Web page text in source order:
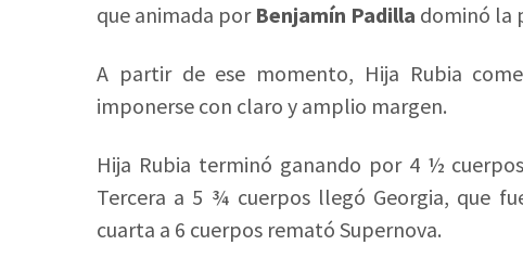
que animada por Benjamín Padilla dominó la
A partir de ese momento, Hija Rubia
imponerse con claro y amplio margen.
Hija Rubia terminó ganando por 4 ½
Tercera a 5 ¾ cuerpos llegó Georgia, que
cuarta a 6 cuerpos remató Supernova.